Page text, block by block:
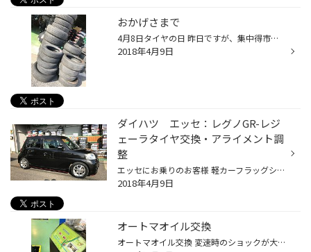
おかげさまで
4月8日タイヤの日 昨日ですが、集中得市セール中ということもあり、多くのお客様にご来店いただきましてありがとうございました！ おかげさまで大台にのることが出来ました！ ありがとうございます！ お客様の笑顔が活力になります！ 多くのご来店ご購入ありがとうございました！ またご予約を頂い...
2018年4月9日
ダイハツ エッセ：レグノGR-レジ
ェーラタイヤ交換・アライメント調
整
エッセにお乗りのお客様 軽カーフラッグシップタイヤ、GR-レジェーラに交換させていただきました！ 有り難うございます！ アライメントも調整させていただき、タイヤの接地面も綺麗に調整させていただき快適になるかと思います！ このたびはありがとうございました！
2018年4月9日
オートマオイル交換
オートマオイル交換 変速時のショックが大きくなった バック・ドライブに入れたとき、ショックが大きくなった 燃費が悪くなった アクセル踏んでも加速しない などなど 定期的に交換をお勧めいたします！